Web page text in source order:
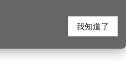
家
我知道了